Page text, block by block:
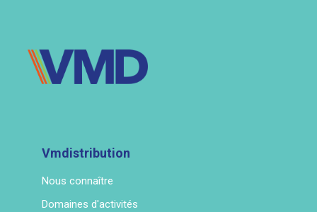
Vmdistribution
Nous connaître
Domaines d'activités